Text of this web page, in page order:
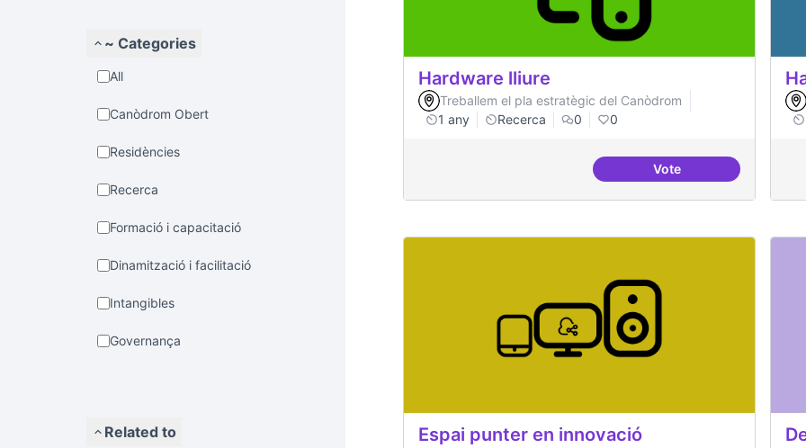
~ Categories
All
Canòdrom Obert
Residències
Recerca
Formació i capacitació
Dinamització i facilitació
Intangibles
Governança
Related to
Hardware lliure
Treballem el pla estratègic del Canòdrom
1 any
Recerca 0 0
VoteHardware lliure
Espai punter en innovació